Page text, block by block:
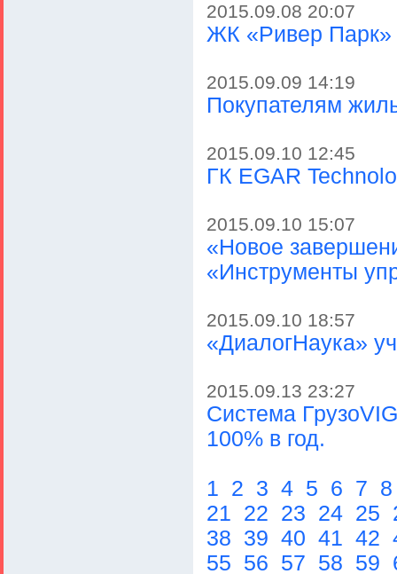
2015.09.08 20:07
ЖК «Ривер Парк»
2015.09.09 14:19
Покупателям
2015.09.10 12:45
ГК EGAR
2015.09.10 15:07
«Новое
«Инструменты
2015.09.10 18:57
«ДиалогНаука»
2015.09.13 23:27
Система
100% в год.
1 2 3 4 5 6 7
21 22 23 24 25
38 39 40 41 42
55 56 57 58 59